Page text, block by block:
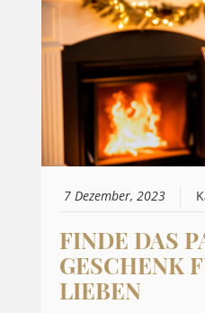
7 Dezember, 2023
FINDE DAS
GESCHENK
LIEBEN